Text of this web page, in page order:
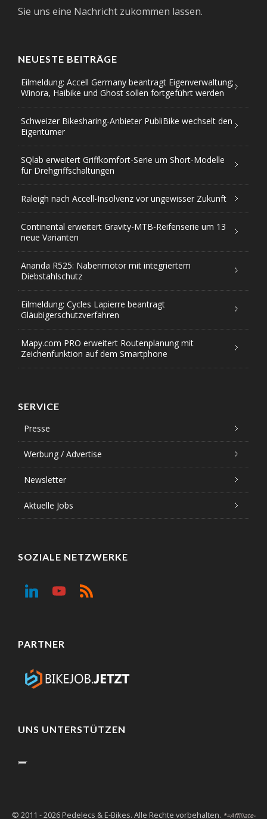
Sie uns eine Nachricht zukommen lassen.
NEUESTE BEITRÄGE
Eilmeldung: Accell Germany beantragt Eigenverwaltung;
Winora, Haibike und Ghost sollen fortgeführt werden
Schweizer Bikesharing-Anbieter PubliBike wechselt den
Eigentümer
SQlab erweitert Griffkomfort-Serie um Short-Modelle
für Drehgriffschaltungen
Raleigh nach Accell-Insolvenz vor ungewisser Zukunft
Continental erweitert Gravity-MTB-Reifenserie um 13
neue Varianten
Ananda R525: Nabenmotor mit integriertem
Diebstahlschutz
Eilmeldung: Cycles Lapierre beantragt
Gläubigerschutzverfahren
Mapy.com PRO erweitert Routenplanung mit
Zeichenfunktion auf dem Smartphone
SERVICE
Presse
Werbung / Advertise
Newsletter
Aktuelle Jobs
SOZIALE NETZWERKE
PARTNER
UNS UNTERSTÜTZEN
© 2011 - 2026 Pedelecs & E-Bikes. Alle Rechte vorbehalten. *=Affiliate-